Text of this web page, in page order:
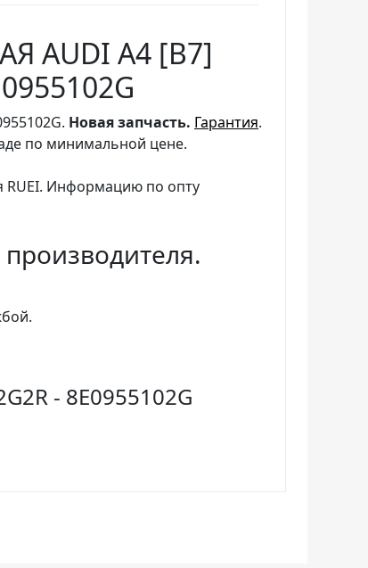
AUDI A4 [B7]
Новая запчасть. Гарантия.
по минимальной цене.
RUEI. Информацию по опту
производителя.
- 8E0955102G